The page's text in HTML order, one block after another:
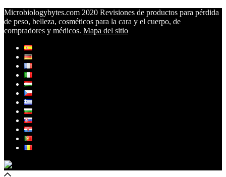
Microbiologybytes.com 2020 Revisiones de productos para pérdida
de peso, belleza, cosméticos para la cara y el cuerpo, de
compradores y médicos. Mapa del sitio